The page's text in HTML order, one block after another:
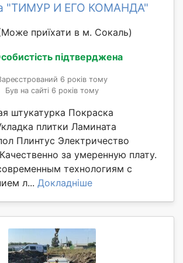
"ТИМУР И ЕГО КОМАНДА"
приїхати в м. Сокаль)
підтверджена
6 років тому
Був на сайті 6 років тому
штукатурка Покраска
плитки Ламината
Плинтус Электричество
за умеренную плату.
технологиям с
л... Докладніше